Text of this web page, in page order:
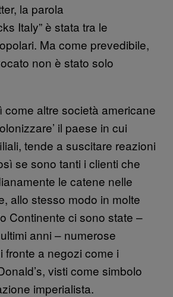
la parola
Italy” è stata tra le
Ma come prevedibile,
non è stato solo
come altre società americane
il paese in cui
tende a suscitare reazioni
se sono tanti i clienti che
le catene nelle
allo stesso modo in molte
Continente ci sono state –
anni – numerose
fronte a negozi come i
visti come simbolo
imperialista.